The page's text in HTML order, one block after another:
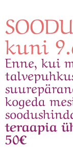
kuni
Enne, kui
kogeda
teraapia
50€